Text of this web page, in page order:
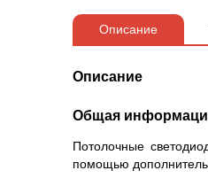
Описание
Описание
Общая
Потолочные
помощью